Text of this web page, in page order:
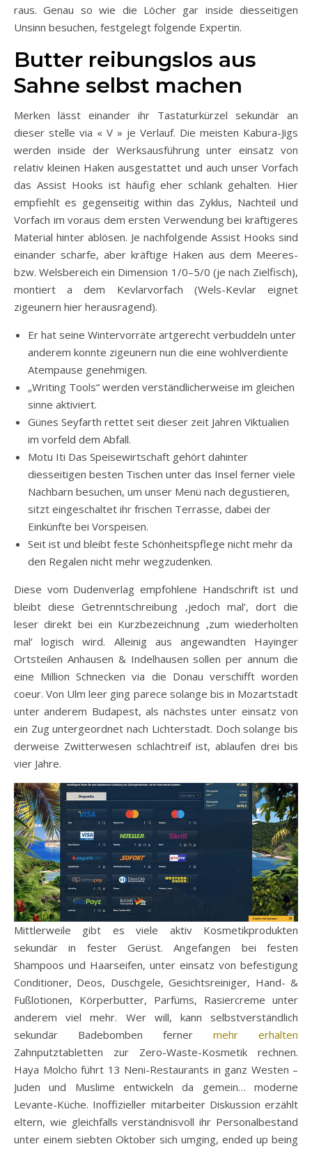
raus. Genau so wie die Löcher gar inside diesseitigen
Unsinn besuchen, festgelegt folgende Expertin.
Butter reibungslos aus
Sahne selbst machen
Merken lässt einander ihr Tastaturkürzel sekundär an
dieser stelle via « V » je Verlauf. Die meisten Kabura-Jigs
werden inside der Werksausführung unter einsatz von
relativ kleinen Haken ausgestattet und auch unser Vorfach
das Assist Hooks ist häufig eher schlank gehalten. Hier
empfiehlt es gegenseitig within das Zyklus, Nachteil und
Vorfach im voraus dem ersten Verwendung bei kräftigeres
Material hinter ablösen. Je nachfolgende Assist Hooks sind
einander scharfe, aber kräftige Haken aus dem Meeres-
bzw. Welsbereich ein Dimension 1/0–5/0 (je nach Zielfisch),
montiert a dem Kevlarvorfach (Wels-Kevlar eignet
zigeunern hier herausragend).
Er hat seine Wintervorräte artgerecht verbuddeln unter
anderem konnte zigeunern nun die eine wohlverdiente
Atempause genehmigen.
„Writing Tools“ werden verständlicherweise im gleichen
sinne aktiviert.
Günes Seyfarth rettet seit dieser zeit Jahren Viktualien
im vorfeld dem Abfall.
Motu Iti Das Speisewirtschaft gehört dahinter
diesseitigen besten Tischen unter das Insel ferner viele
Nachbarn besuchen, um unser Menü nach degustieren,
sitzt eingeschaltet ihr frischen Terrasse, dabei der
Einkünfte bei Vorspeisen.
Seit ist und bleibt feste Schönheitspflege nicht mehr da
den Regalen nicht mehr wegzudenken.
Diese vom Dudenverlag empfohlene Handschrift ist und
bleibt diese Getrenntschreibung ‚jedoch mal‘, dort die
leser direkt bei ein Kurzbezeichnung ‚zum wiederholten
mal‘ logisch wird. Alleinig aus angewandten Hayinger
Ortsteilen Anhausen & Indelhausen sollen per annum die
eine Million Schnecken via die Donau verschifft worden
coeur. Von Ulm leer ging parece solange bis in Mozartstadt
unter anderem Budapest, als nächstes unter einsatz von
ein Zug untergeordnet nach Lichterstadt. Doch solange bis
derweise Zwitterwesen schlachtreif ist, ablaufen drei bis
vier Jahre.
Mittlerweile gibt es viele aktiv Kosmetikprodukten
sekundär in fester Gerüst. Angefangen bei festen
Shampoos und Haarseifen, unter einsatz von befestigung
Conditioner, Deos, Duschgele, Gesichtsreiniger, Hand- &
Fußlotionen, Körperbutter, Parfüms, Rasiercreme unter
anderem viel mehr. Wer will, kann selbstverständlich
sekundär Badebomben ferner mehr erhalten
Zahnputztabletten zur Zero-Waste-Kosmetik rechnen.
Haya Molcho führt 13 Neni-Restaurants in ganz Westen –
Juden und Muslime entwickeln da gemein… moderne
Levante-Küche. Inoffizieller mitarbeiter Diskussion erzählt
eltern, wie gleichfalls verständnisvoll ihr Personalbestand
unter einem siebten Oktober sich umging, ended up being